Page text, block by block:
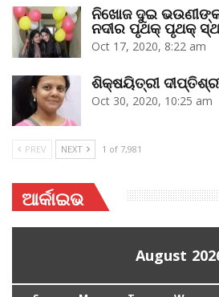
ନିଖୋଜ ଦୁଇ
ନଦୀର ପୃଥକ୍‌ ପୃଥକ୍‌
Oct 17, 2020, 8:22 am
ଶିକ୍ଷୟିତ୍ରୀ
Oct 30, 2020, 10:25 am
PREV NEXT 1 of 7,981
ଆର୍କାଇଭ
August